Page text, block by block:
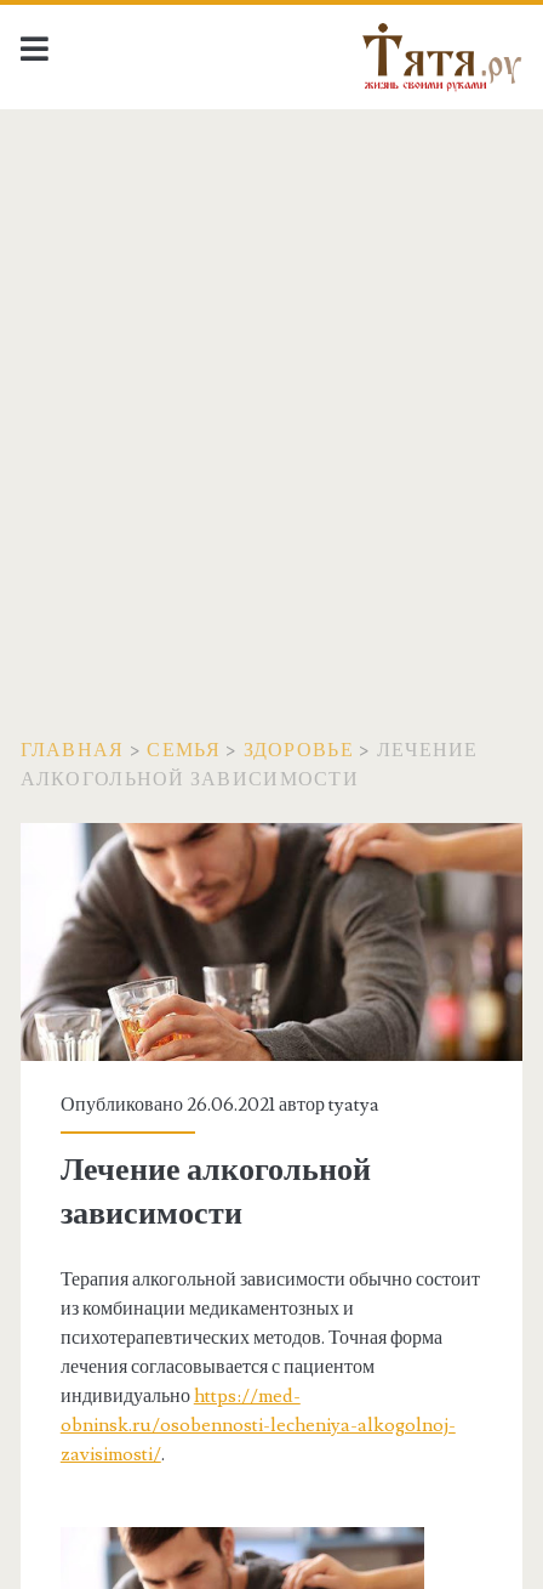
ГЛАВНАЯ >СЕМЬЯ > ЗДОРОВЬЕ > ЛЕЧЕНИЕ
АЛКОГОЛЬНОЙ ЗАВИСИМОСТИ
Опубликовано 26.06.2021 авторtyatya
Лечение алкогольной
зависимости
Терапия алкогольной зависимости обычно состоит
из комбинации медикаментозных и
психотерапевтических методов. Точная форма
лечения согласовывается с пациентом
индивидуальноhttps://med-
obninsk.ru/osobennosti-lecheniya-alkogolnoj-
zavisimosti/.